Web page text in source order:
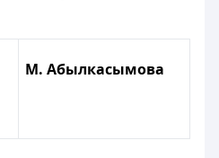
М. Абылкасымова